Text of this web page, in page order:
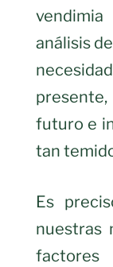
análisis
futuro e
tan
Es
nuestras